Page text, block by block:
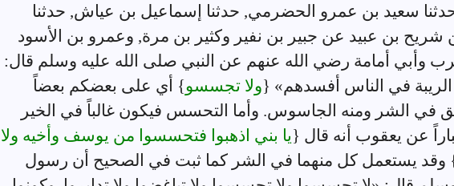
حدثنا سعيد بن عمرو الحضرمي, حدثنا إسماعيل بن عياش, حدثنا
بن عبيد عن جبير بن نفير وكثير بن مرة, وعمرو بن الأسود
وأبي أمامة رضي الله عنهم عن النبي صلى الله عليه وسلم قال:
الريبة في الناس أفسدهم» {ولا تجسسو} أي على بعضكم بعضاً
في الشر ومنه الجاسوس. وأما التحسس فيكون غالباً في الخير
عن يعقوب أنه قال {يا بني اذهبوا فتحسسوا من يوسف وأخيه ولا
وقد يستعمل كل منهما في الشر كما ثبت في الصحيح أن رسول